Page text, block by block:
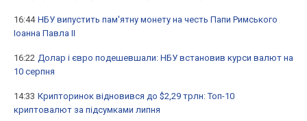
16:44 НБУ випустить пам'ятну монету на честь Папи Римського
Іоанна Павла II
16:22 Долар і євро подешевшали: НБУ встановив курси валют на
10 серпня
14:33 Крипторинок відновився до $2,29 трлн: Топ-10
криптовалют за підсумками липня